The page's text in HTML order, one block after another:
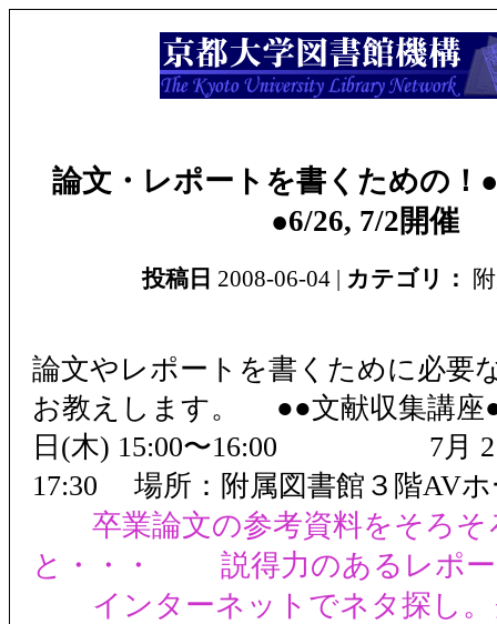
論文・レポートを書くための！
●6/26, 7/2開催
投稿日 2008-06-04 | カテゴリ：
論文やレポートを書くために必要
お教えします。 ●●文献収集講
日(木) 15:00〜16:00 7月 2日
17:30 場所：附属図書館３階AV
卒業論文の参考資料をそろそ
と・・・
説得力のあるレポー
インターネットでネタ探し。